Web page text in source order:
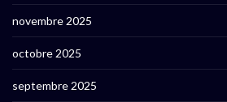
novembre 2025
octobre 2025
septembre 2025